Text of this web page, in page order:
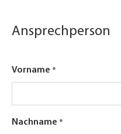
Ansprechperson
Vorname
Nachname